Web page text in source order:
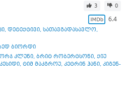
3 0
6.4
, დეტექტივი, სათავგადასავლო,
ბიორდი
კლუნი, ბრიტ რობერტსონი, ქიუ
, ტიმ მაკგროუ, კეტრინ ჰანი, კიგენ-